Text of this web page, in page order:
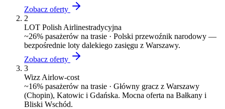
Zobacz oferty
2
LOT Polish Airlinestradycyjna
~26% pasażerów na trasie · Polski przewoźnik narodowy —
bezpośrednie loty dalekiego zasięgu z Warszawy.
Zobacz oferty
3
Wizz Airlow-cost
~16% pasażerów na trasie · Główny gracz z Warszawy
(Chopin), Katowic i Gdańska. Mocna oferta na Bałkany i
Bliski Wschód.